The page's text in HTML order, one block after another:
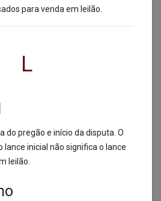
para venda em leilão.
L
do pregão e início da disputa. O
inicial não significa o lance
leilão.